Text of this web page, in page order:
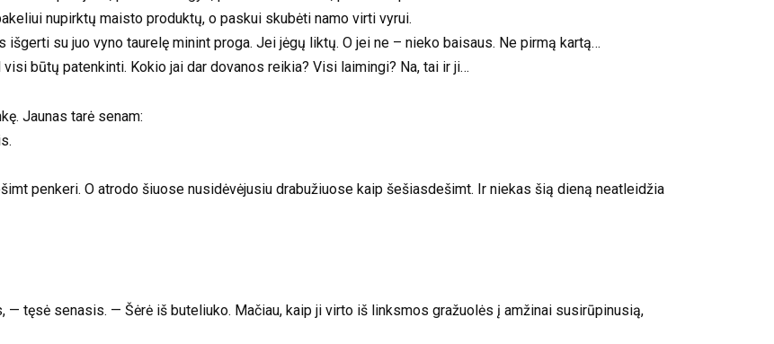
nupirktų maisto produktų, o paskui skubėti namo virti vyrui.
su juo vyno taurelę minint proga. Jei jėgų liktų. O jei ne – nieko baisaus. Ne pirmą kartą…
būtų patenkinti. Kokio jai dar dovanos reikia? Visi laimingi? Na, tai ir ji…
Jaunas tarė senam:
penkeri. O atrodo šiuose nusidėvėjusiu drabužiuose kaip šešiasdešimt. Ir niekas šią dieną neatleidžia
tęsė senasis. — Šėrė iš buteliuko. Mačiau, kaip ji virto iš linksmos gražuolės į amžinai susirūpinusią,